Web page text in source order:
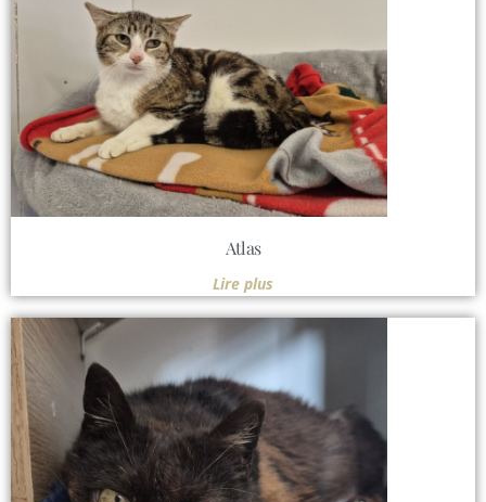
Atlas
Lire plus